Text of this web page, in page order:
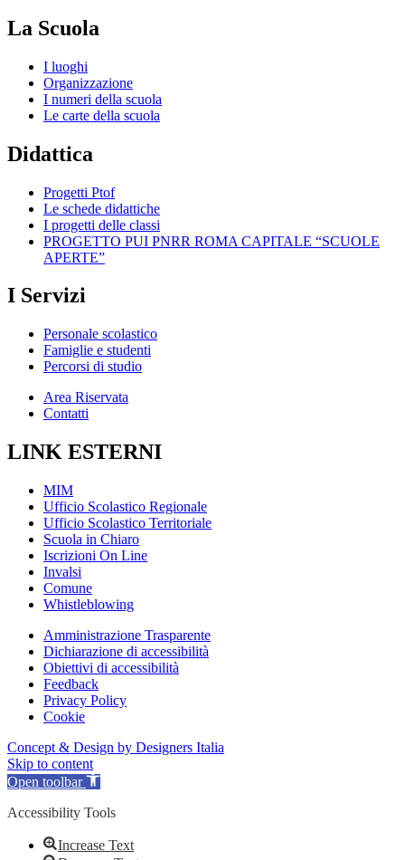
La Scuola
I luoghi
Organizzazione
I numeri della scuola
Le carte della scuola
Didattica
Progetti Ptof
Le schede didattiche
I progetti delle classi
PROGETTO PUI PNRR ROMA CAPITALE “SCUOLE
APERTE”
I Servizi
Personale scolastico
Famiglie e studenti
Percorsi di studio
Area Riservata
Contatti
LINK ESTERNI
MIM
Ufficio Scolastico Regionale
Ufficio Scolastico Territoriale
Scuola in Chiaro
Iscrizioni On Line
Invalsi
Comune
Whistleblowing
Amministrazione Trasparente
Dichiarazione di accessibilità
Obiettivi di accessibilità
Feedback
Privacy Policy
Cookie
Concept & Design by Designers Italia
Skip to content
Open toolbar
Accessibility Tools
Increase Text